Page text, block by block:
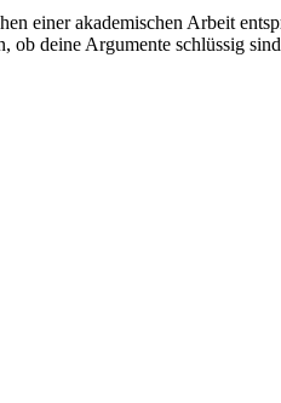
einer akademischen Arbeit
deine Argumente schlüssig